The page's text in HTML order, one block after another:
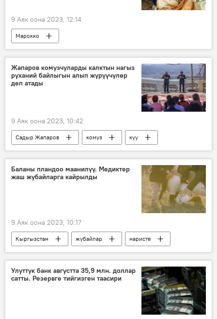
9 Аяк оона 2023, 12:14
Марокко
Кыргызстандын түштүгүндө болгон жер титирөөлөр
өлүм
Жапаров комузчуларды калктын нагыз
руханий байлыгын алып жүрүүчүлөр
деп атады
9 Аяк оона 2023, 10:42
Садыр Жапаров комуз
күү
куттуктоо
комузчу Маданият
Баланы пландоо маанилүү. Медиктер
жаш жубайларга кайрылды
9 Аяк оона 2023, 10:17
Кыргызстан жубайлар
наристе
бала
план
дарыгер
ден соолук
Улуттук банк августта 35,9 млн. доллар
сатты. Резервге тийгизген таасири